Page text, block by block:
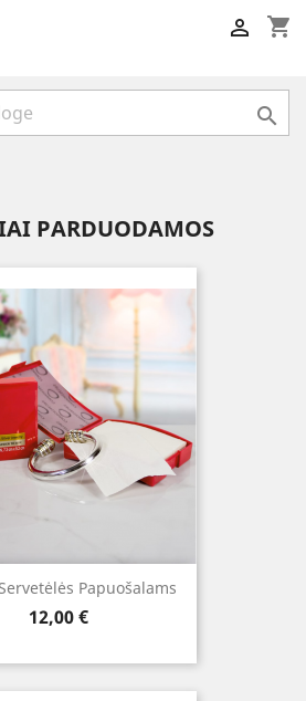
shopping_cart


PARDUODAMOS
Papuošalams
Kaina
12,00 €